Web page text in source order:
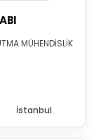
MÜHENDİSLİK
İstanbul